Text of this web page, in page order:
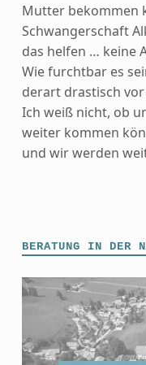
Mutter bekommen
Schwangerschaft
das helfen … keine
Wie furchtbar es
derart drastisch
Ich weiß nicht, ob
weiter kommen
und wir werden
BERATUNG IN DER